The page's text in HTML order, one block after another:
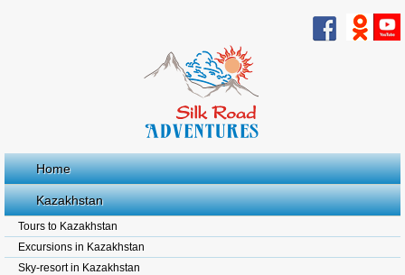
Home
Kazakhstan
Tours to Kazakhstan
Excursions in Kazakhstan
Sky-resort in Kazakhstan